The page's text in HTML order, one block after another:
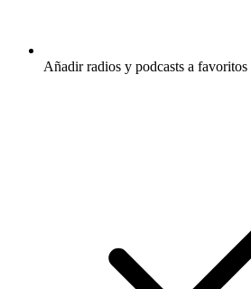
Añadir radios y podcasts a favoritos